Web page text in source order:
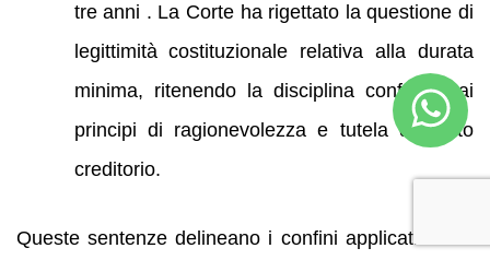
tre anni . La Corte ha rigettato la questione di
legittimità costituzionale relativa alla durata
minima, ritenendo la disciplina conforme ai
principi di ragionevolezza e tutela del ceto
creditorio.
Queste sentenze delineano i confini applicativi e le